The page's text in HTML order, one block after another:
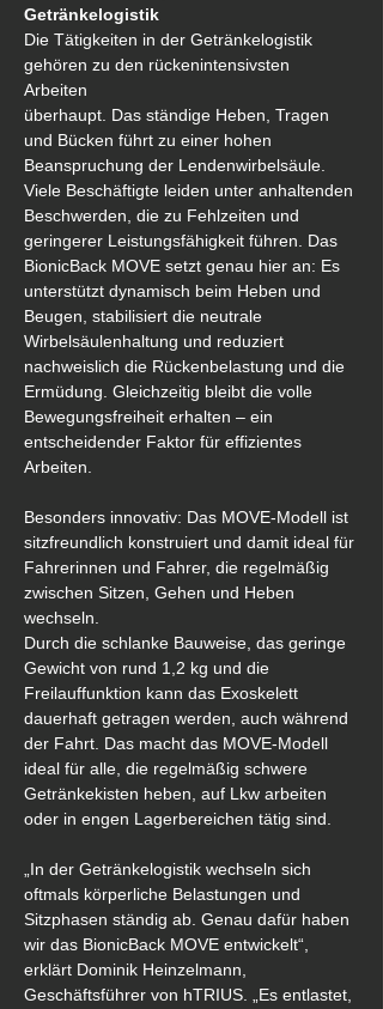
Getränkelogistik
Die Tätigkeiten in der Getränkelogistik
gehören zu den rückenintensivsten
Arbeiten
überhaupt. Das ständige Heben, Tragen
und Bücken führt zu einer hohen
Beanspruchung der Lendenwirbelsäule.
Viele Beschäftigte leiden unter anhaltenden
Beschwerden, die zu Fehlzeiten und
geringerer Leistungsfähigkeit führen. Das
BionicBack MOVE setzt genau hier an: Es
unterstützt dynamisch beim Heben und
Beugen, stabilisiert die neutrale
Wirbelsäulenhaltung und reduziert
nachweislich die Rückenbelastung und die
Ermüdung. Gleichzeitig bleibt die volle
Bewegungsfreiheit erhalten – ein
entscheidender Faktor für effizientes
Arbeiten.
Besonders innovativ: Das MOVE-Modell ist
sitzfreundlich konstruiert und damit ideal für
Fahrerinnen und Fahrer, die regelmäßig
zwischen Sitzen, Gehen und Heben
wechseln.
Durch die schlanke Bauweise, das geringe
Gewicht von rund 1,2 kg und die
Freilauffunktion kann das Exoskelett
dauerhaft getragen werden, auch während
der Fahrt. Das macht das MOVE-Modell
ideal für alle, die regelmäßig schwere
Getränkekisten heben, auf Lkw arbeiten
oder in engen Lagerbereichen tätig sind.
„In der Getränkelogistik wechseln sich
oftmals körperliche Belastungen und
Sitzphasen ständig ab. Genau dafür haben
wir das BionicBack MOVE entwickelt“,
erklärt Dominik Heinzelmann,
Geschäftsführer von hTRIUS. „Es entlastet,